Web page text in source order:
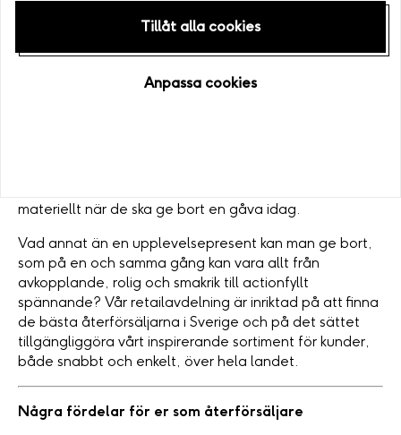
Tillåt alla cookies
Anpassa cookies
Vill ni också sälja presenter
från Sveriges största
upplevelseföretag?
materiellt när de ska ge bort en gåva idag.
Vad annat än en upplevelsepresent kan man ge bort,
som på en och samma gång kan vara allt från
avkopplande, rolig och smakrik till actionfyllt
spännande? Vår retailavdelning är inriktad på att finna
de bästa återförsäljarna i Sverige och på det sättet
tillgängliggöra vårt inspirerande sortiment för kunder,
både snabbt och enkelt, över hela landet.
Några fördelar för er som återförsäljare